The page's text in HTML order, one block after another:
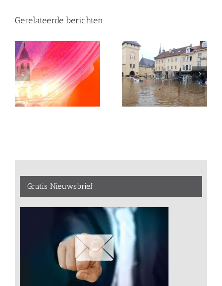
Gerelateerde berichten
Gratis Nieuwsbrief